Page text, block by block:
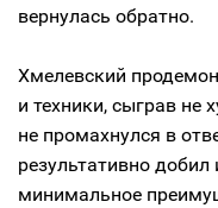
вернулась обратно.
Хмелевский
и техники, сыграв не
не промахнулся в
результативно
минимальное